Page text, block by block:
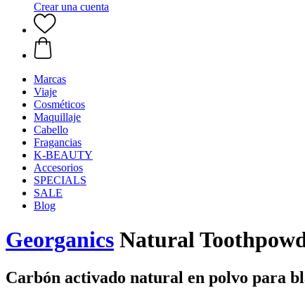
Crear una cuenta
Marcas
Viaje
Cosméticos
Maquillaje
Cabello
Fragancias
K-BEAUTY
Accesorios
SPECIALS
SALE
Blog
Georganics Natural
Carbón activado natural en polvo para